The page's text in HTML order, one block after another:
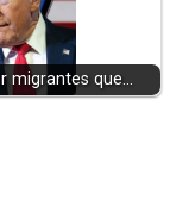
migrantes que…